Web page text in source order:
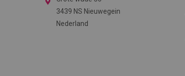
3439 NS Nieuwegein
Nederland